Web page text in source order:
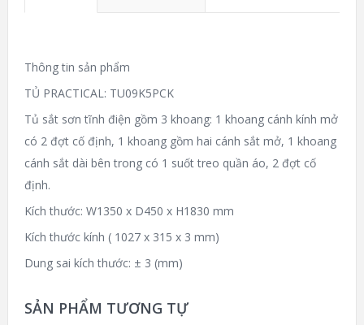
Thông tin sản phẩm
TỦ PRACTICAL: TU09K5PCK
Tủ sắt sơn tĩnh điện gồm 3 khoang: 1 khoang cánh kính mở
có 2 đợt cố định, 1 khoang gồm hai cánh sắt mở, 1 khoang
cánh sắt dài bên trong có 1 suốt treo quần áo, 2 đợt cố
định.
Kích thước: W1350 x D450 x H1830 mm
Kích thước kính ( 1027 x 315 x 3 mm)
Dung sai kích thước: ± 3 (mm)
SẢN PHẨM TƯƠNG TỰ